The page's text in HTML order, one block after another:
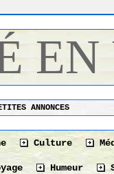
EN
ANNONCES
Culture
Humeur